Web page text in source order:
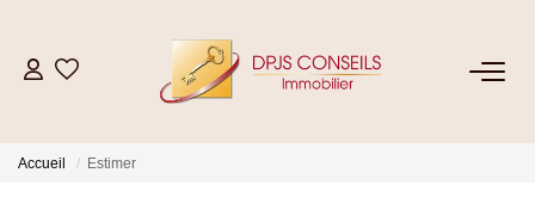
Accueil Estimer